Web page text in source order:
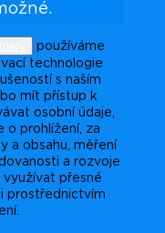
používáme
technologie
s naším
mít přístup k
osobní údaje,
o prohlížení, za
a obsahu, měření
a rozvoje
přesné
prostřednictvím